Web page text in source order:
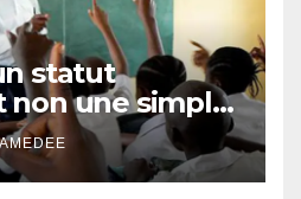
statut
une simple
AMEDEE